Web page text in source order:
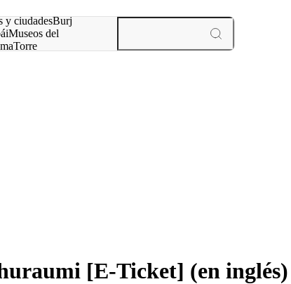
y ciudadesBurj
Museos del
Torre
[E-Ticket] (en inglés)